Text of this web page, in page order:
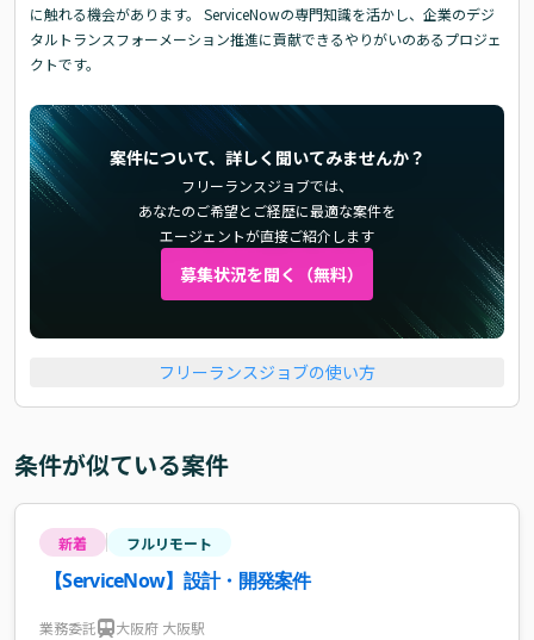
に触れる機会があります。 ServiceNowの専門知識を活かし、企業のデジ
タルトランスフォーメーション推進に貢献できるやりがいのあるプロジェ
クトです。
案件について、詳しく聞いてみませんか？
フリーランスジョブでは、
あなたのご希望とご経歴に最適な案件を
エージェントが直接ご紹介します
募集状況を聞く（無料）
フリーランスジョブの使い方
条件が似ている案件
新着 フルリモート
【ServiceNow】設計・開発案件
業務委託 大阪府 大阪駅